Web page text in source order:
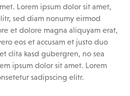
Lorem ipsum dolor sit amet,
sed diam nonumy eirmod
et dolore magna aliquyam erat,
eos et accusam et justo duo
clita kasd gubergren, no sea
ipsum dolor sit amet. Lorem
sadipscing elitr.